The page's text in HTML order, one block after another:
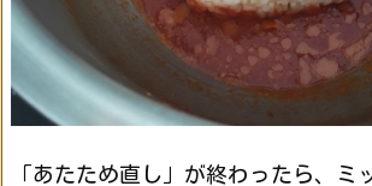
「あたため直し」が終わったら、ミ